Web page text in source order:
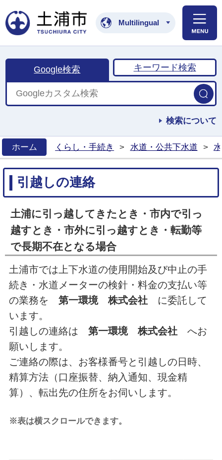
土浦市公式ホームペ
Multilingual
Google検索 キーワード検索
検索について
ホーム
くらし・手続き > 水道・公共下水道 >
引越しの連絡
土浦に引っ越してきたとき・市内で引っ
越すとき・市外に引っ越すとき・転勤等
で長期不在となる場合
土浦市では上下水道の使用開始及び中止の手
続き・水道メーターの検針・料金の支払い等
の業務を 第一環境 株式会社に委託して
います。
引越しの連絡は 第一環境 株式会社へお
願いします。
ご連絡の際は、お客様番号と引越しの日時、
精算方法（口座振替、納入通知、現金精
算）、転出先の住所をお伺いします。
※表は横スクロールできます。